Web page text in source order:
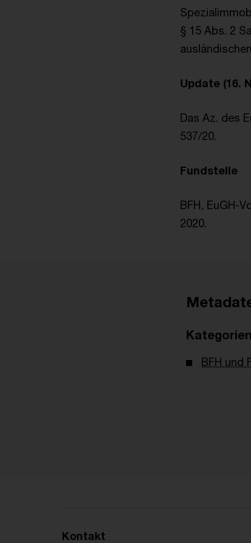
§ 15 Abs. 2
Update (16.
Das Az. des
537/20.
Fundstelle
BFH, EuGH-
2020.
Kategorien
BFH und
Kontakt